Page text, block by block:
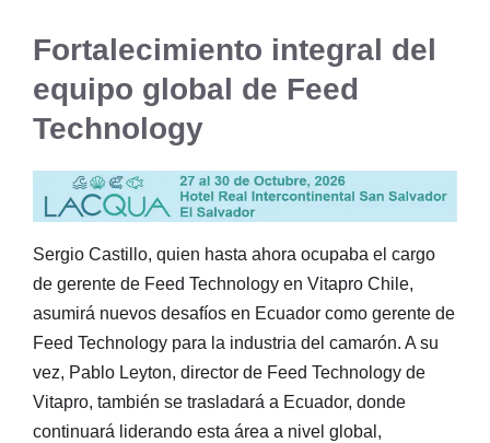
Fortalecimiento integral del
equipo global de Feed
Technology
Sergio Castillo, quien hasta ahora ocupaba el cargo
de gerente de Feed Technology en Vitapro Chile,
asumirá nuevos desafíos en Ecuador como gerente de
Feed Technology para la industria del camarón. A su
vez, Pablo Leyton, director de Feed Technology de
Vitapro, también se trasladará a Ecuador, donde
continuará liderando esta área a nivel global,